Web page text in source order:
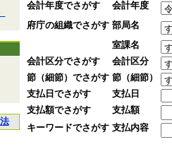
会計年度でさがす
会計年度
府庁の組織でさがす 部局名
室課名
会計区分でさがす
会計区分
節（細節）でさがす 節（細節）
支払日でさがす
支払日
支払額でさがす
支払額
キーワードでさがす 支払内容